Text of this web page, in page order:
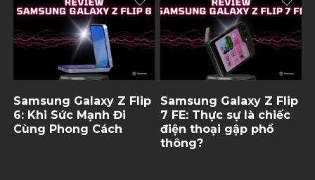
Samsung Galaxy Z Flip
6: Khi Sức Mạnh Đi
Cùng Phong Cách
Samsung Galaxy Z Flip
7 FE: Thực sự là chiếc
điện thoại gập phổ
thông?